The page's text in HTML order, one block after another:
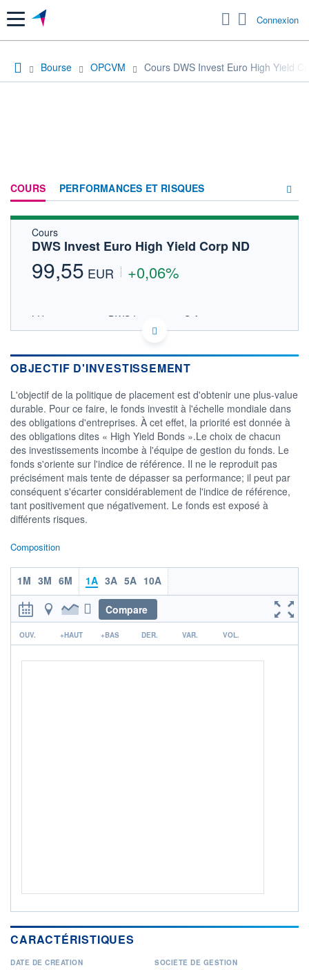
Menu Connexion
Bourse OPCVM Cours DWS Invest Euro High Yield
COURS PERFORMANCES ET RISQUES
Cours
DWS Invest Euro High Yield Corp ND
99,55 EUR +0,06%
LU0616840426 - DWS Investment S.A.
OPCVM DERNIER COURS CONNU AU 06/08/2026
03/12 08/04
100
Obligations EUR Haut
Rendement
ÉLIGIBILITÉ
PEA PEA-PME BOURSOVIE LUX
CTO BUSINESS
Non éligible Boursobank
ACTIF NET (EUR)
2 440M / 31.07.26
OBJECTIF D'INVESTISSEMENT
L'objectif de la politique de placement est d'obtenir une plus-value
durable. Pour ce faire, le fonds investit à l'échelle mondiale dans
des obligations d'entreprises. À cet effet, la priorité est donnée à
des obligations dites « High Yield Bonds ».Le choix de chacun
des investissements incombe à l'équipe de gestion du fonds. Le
fonds s'oriente sur l'indice de référence. Il ne le reproduit pas
précisément mais tente de dépasser sa performance; il peut par
conséquent s'écarter considérablement de l'indice de référence,
tant positivement que négativement. Le fonds est exposé à
différents risques.
Composition
1M 3M 6M 1A 3A 5A 10A
Compare
r
OUV. +HAUT +BAS DER. VAR. VOL.
CARACTÉRISTIQUES
DATE DE CRÉATION SOCIÉTÉ DE GESTION